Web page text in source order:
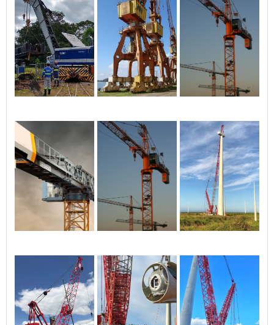
mangueiras flexíveis e 2
malhas de aço;Cilindros
hidráulicos para o
levantamento da
plataforma;Sapatas de
apoio e nivelamento na
base, com comandos
chapas com jato abrasivo
com aplicação de fundo
antiferrugem;Acabamento
com tinta
automotiva;Emissão do
Certificado do INMETRO para
emplacamento somente
para veículos